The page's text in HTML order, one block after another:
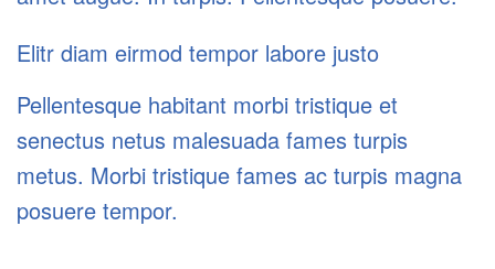
Elitr diam eirmod tempor labore justo
Pellentesque habitant morbi tristique et
senectus netus malesuada fames turpis
metus. Morbi tristique fames ac turpis magna
posuere tempor.